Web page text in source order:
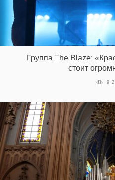
Группа The Blaze:
стоит
9